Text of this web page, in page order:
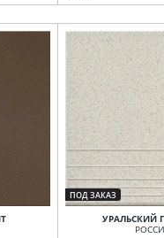
ПОД ЗАКАЗ
УРАЛЬСКИЙ